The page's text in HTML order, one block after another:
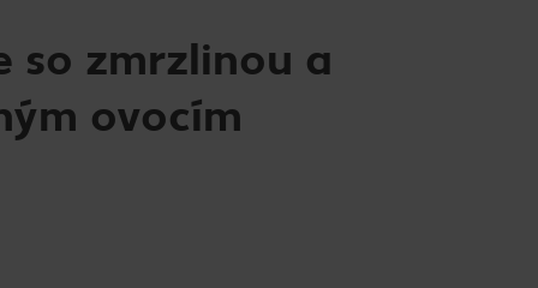
so zmrzlinou a
ovocím